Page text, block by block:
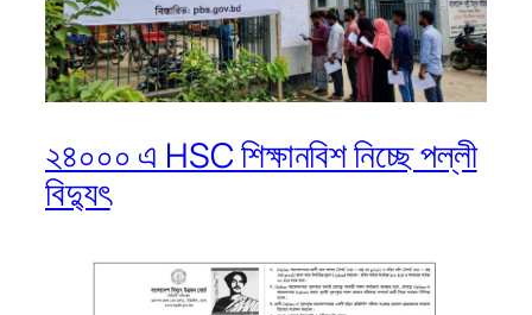
২৪০০০ এ HSC শিক্ষানবিশ নিচ্ছে পল্লী
বিদ্যুৎ